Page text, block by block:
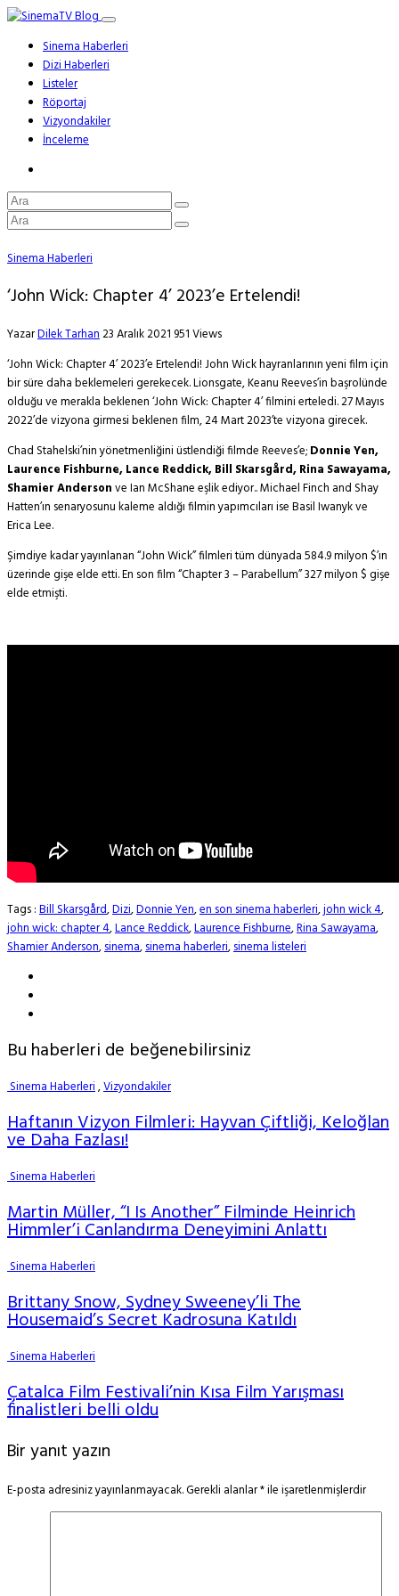
Sinema Haberleri
Dizi Haberleri
Listeler
Röportaj
Vizyondakiler
İnceleme
Sinema Haberleri
‘John Wick: Chapter 4’ 2023’e Ertelendi!
YazarDilek Tarhan23 Aralık 2021 951 Views
‘John Wick: Chapter 4’ 2023’e Ertelendi! John Wick hayranlarının yeni film için
bir süre daha beklemeleri gerekecek. Lionsgate, Keanu Reeves’in başrolünde
olduğu ve merakla beklenen ‘John Wick: Chapter 4’ filmini erteledi. 27 Mayıs
2022’de vizyona girmesi beklenen film, 24 Mart 2023’te vizyona girecek.
Chad Stahelski’nin yönetmenliğini üstlendiği filmde Reeves’e;Donnie Yen,
Laurence Fishburne, Lance Reddick, Bill Skarsgård, Rina Sawayama,
Shamier Andersonve Ian McShane eşlik ediyor.. Michael Finch and Shay
Hatten’ın senaryosunu kaleme aldığı filmin yapımcıları ise Basil Iwanyk ve
Erica Lee.
Şimdiye kadar yayınlanan “John Wick” filmleri tüm dünyada 584.9 milyon $’ın
üzerinde gişe elde etti. En son film “Chapter 3 – Parabellum” 327 milyon $ gişe
elde etmişti.
Tags :Bill Skarsgård,Dizi,Donnie Yen,en son sinema haberleri,john wick 4,
john wick: chapter 4,Lance Reddick,Laurence Fishburne,Rina Sawayama,
Shamier Anderson,sinema,sinema haberleri,sinema listeleri
Bu haberleri de beğenebilirsiniz
Sinema Haberleri,Vizyondakiler
Haftanın Vizyon Filmleri: Hayvan Çiftliği, Keloğlan
ve Daha Fazlası!
Sinema Haberleri
Martin Müller, “I Is Another” Filminde Heinrich
Himmler’i Canlandırma Deneyimini Anlattı
Sinema Haberleri
Brittany Snow, Sydney Sweeney’li The
Housemaid’s Secret Kadrosuna Katıldı
Sinema Haberleri
Çatalca Film Festivali’nin Kısa Film Yarışması
finalistleri belli oldu
Bir yanıt yazın
E-posta adresiniz yayınlanmayacak.Gerekli alanlar*ile işaretlenmişlerdir